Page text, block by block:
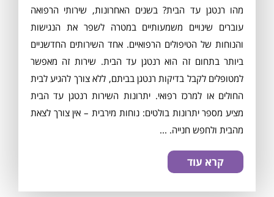
מהו רנטגן עד הבית? בשנים האחרונות, שירותי הרפואה
עוברים שינויים משמעותיים במטרה לשפר את הנגישות
והנוחות של הטיפולים הרפואיים. אחד השירותים החדשניים
ביותר בתחום זה הוא רנטגן עד הבית. שירות זה מאפשר
למטופלים לקבל בדיקות רנטגן בביתם, ללא צורך להגיע לבית
החולים או למרכז רפואי. יתרונות השירות רנטגן עד הבית
מציע מספר יתרונות בולטים: נוחות מירבית – אין צורך לצאת
מהבית ולחפש חנייה. ...
קרא עוד